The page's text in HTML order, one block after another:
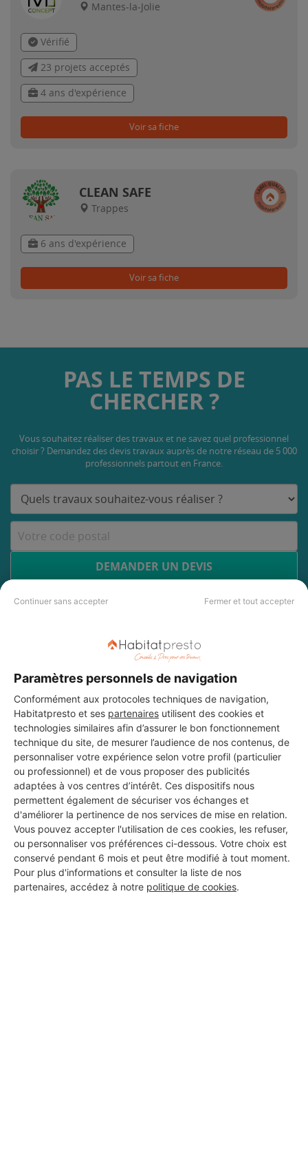
Continuer sans accepter Fermer et tout accepter
Paramètres personnels de navigation
Conformément aux protocoles techniques de navigation,
Habitatpresto et ses partenaires utilisent des cookies et
technologies similaires afin d’assurer le bon fonctionnement
technique du site, de mesurer l’audience de nos contenus, de
personnaliser votre expérience selon votre profil (particulier
ou professionnel) et de vous proposer des publicités
adaptées à vos centres d’intérêt. Ces dispositifs nous
permettent également de sécuriser vos échanges et
d'améliorer la pertinence de nos services de mise en relation.
Vous pouvez accepter l'utilisation de ces cookies, les refuser,
ou personnaliser vos préférences ci-dessous. Votre choix est
conservé pendant 6 mois et peut être modifié à tout moment.
Pour plus d'informations et consulter la liste de nos
partenaires, accédez à notre politique de cookies.
Mantes-la-Jolie
Vérifié
23 projets acceptés
4 ans d'expérience
Voir sa fiche
CLEAN SAFE
Trappes
6 ans d'expérience
Voir sa fiche
PAS LE TEMPS DE
CHERCHER ?
Vous souhaitez réaliser des travaux et ne savez quel professionnel
choisir ? Demandez des devis travaux auprès de notre réseau de 5 000
professionnels partout en France.
DEMANDER UN DEVIS
Les 3 autres Menuisiers pour
vos travaux à Verneuil-sur-
Seine
jmrenovation - maçon
Verneuil-sur-Seine
9 ans d'expérience
Voir sa fiche
BAT AK